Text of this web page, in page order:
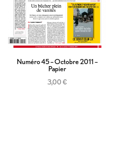
Numéro 45 – Octobre 2011 –
Papier
3,00€